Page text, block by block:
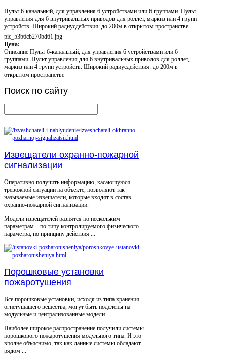
Пульт 6-канальный, для управления 6 устройствами или 6 группами. Пульт
управления для 6 внутривальных приводов для роллет, маркиз или 4 групп
устройств. Широкий радиусдействия: до 200м в открытом пространстве
pic_53b6cb270bd61.jpg
Цена:
Описание Пульт 6-канальный, для управления 6 устройствами или 6
группами. Пульт управления для 6 внутривальных приводов для роллет,
маркиз или 4 групп устройств. Широкий радиусдействия: до 200м в
открытом пространстве
Поиск по сайту
Извещатели охранно-пожарной
сигнализации
Оперативно получить информацию, касающуюся
тревожной ситуации на объекте, позволяют так
называемые извещатели, которые входят в состав
охранно-пожарной сигнализации.
Модели извещателей разнятся по нескольким
параметрам – по типу контролируемого физического
параметра, по принципу действия ...
Порошковые установки
пожаротушения
Все порошковые установки, исходя из типа хранения
огнетушащего вещества, могут быть поделены на
модульные и централизованные модели.
Наиболее широкое распространение получили системы
порошкового пожаротушения модульного типа. И это
вполне объяснимо, так как данные системы обладают
рядом ...